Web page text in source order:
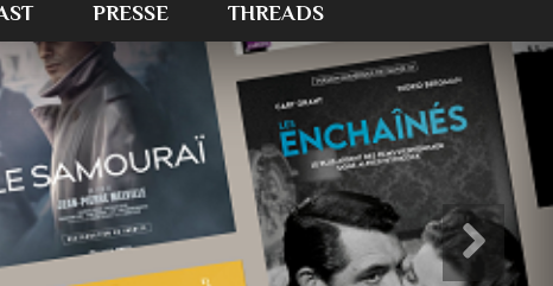
PRESSE THREADS